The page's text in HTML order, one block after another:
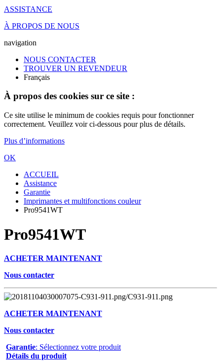
ASSISTANCE
À PROPOS DE NOUS
navigation
NOUS CONTACTER
TROUVER UN REVENDEUR
Français
À propos des cookies sur ce site :
Ce site utilise le minimum de cookies requis pour fonctionner
correctement. Veuillez voir ci-dessous pour plus de détails.
Plus d’informations
OK
ACCUEIL
Assistance
Garantie
Imprimantes et multifonctions couleur
Pro9541WT
Pro9541WT
ACHETER MAINTENANT
Nous contacter
ACHETER MAINTENANT
Nous contacter
Garantie: Sélectionnez votre produit
Détails du produit